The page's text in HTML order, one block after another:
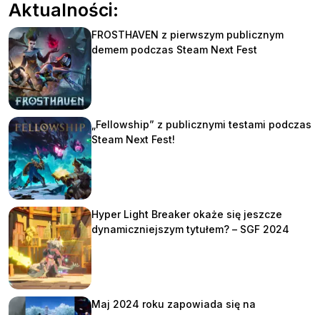
Aktualności:
FROSTHAVEN z pierwszym publicznym
demem podczas Steam Next Fest
„Fellowship” z publicznymi testami podczas
Steam Next Fest!
Hyper Light Breaker okaże się jeszcze
dynamiczniejszym tytułem? – SGF 2024
Maj 2024 roku zapowiada się na